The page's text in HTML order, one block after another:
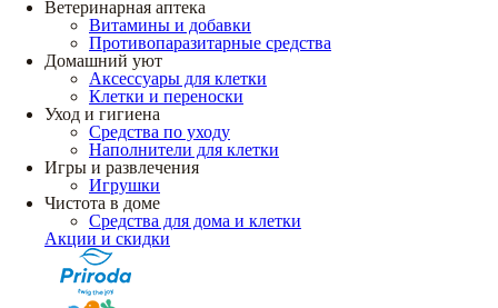
Ветеринарная аптека
Витамины и добавки
Противопаразитарные средства
Домашний уют
Аксессуары для клетки
Клетки и переноски
Уход и гигиена
Средства по уходу
Наполнители для клетки
Игры и развлечения
Игрушки
Чистота в доме
Средства для дома и клетки
Акции и скидки